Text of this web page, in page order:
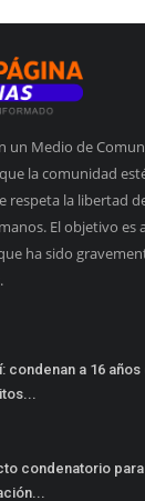
un Medio de
la comunidad
respeta la libertad
El objetivo es
ha sido
condenan a 16
condenatorio